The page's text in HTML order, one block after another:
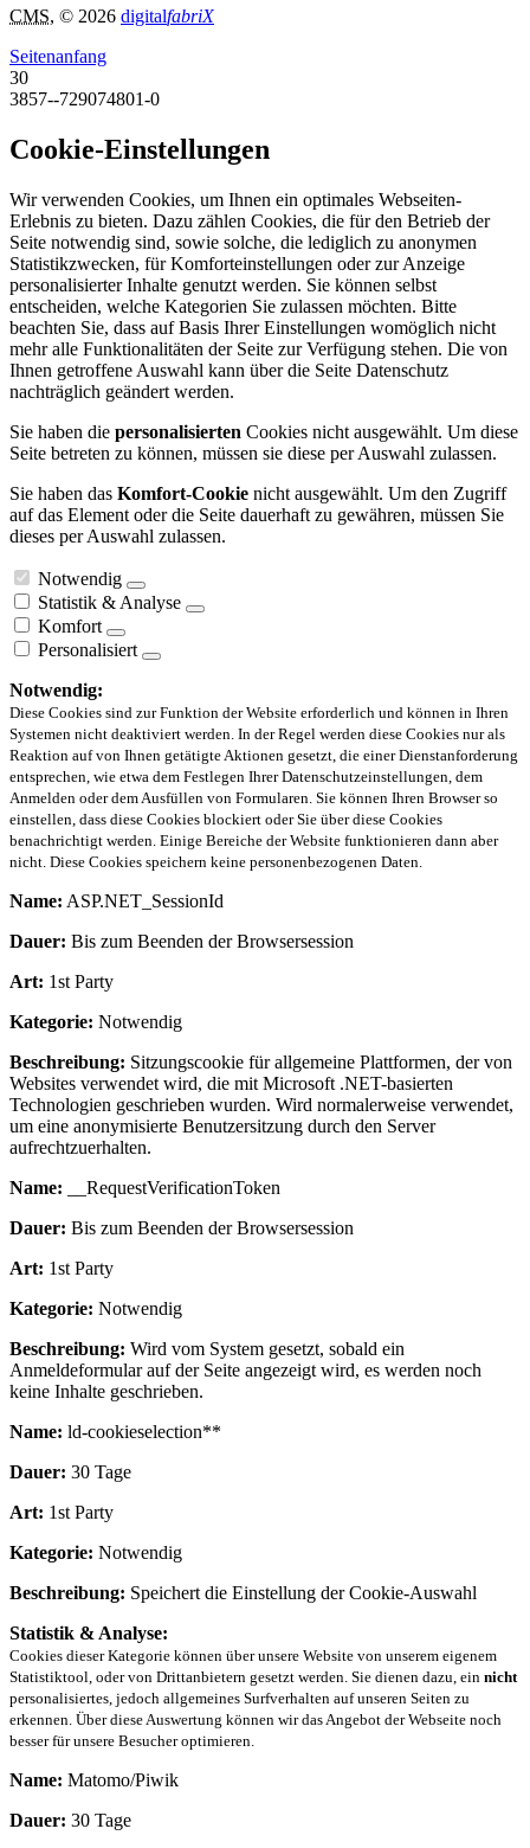
CMS, © 2026 digitalfabriX
Seitenanfang
30
3857--729074801-0
Cookie-Einstellungen
Wir verwenden Cookies, um Ihnen ein optimales Webseiten-
Erlebnis zu bieten. Dazu zählen Cookies, die für den Betrieb der
Seite notwendig sind, sowie solche, die lediglich zu anonymen
Statistikzwecken, für Komforteinstellungen oder zur Anzeige
personalisierter Inhalte genutzt werden. Sie können selbst
entscheiden, welche Kategorien Sie zulassen möchten. Bitte
beachten Sie, dass auf Basis Ihrer Einstellungen womöglich nicht
mehr alle Funktionalitäten der Seite zur Verfügung stehen. Die von
Ihnen getroffene Auswahl kann über die Seite Datenschutz
nachträglich geändert werden.
Sie haben die personalisierten Cookies nicht ausgewählt. Um diese
Seite betreten zu können, müssen sie diese per Auswahl zulassen.
Sie haben das Komfort-Cookie nicht ausgewählt. Um den Zugriff
auf das Element oder die Seite dauerhaft zu gewähren, müssen Sie
dieses per Auswahl zulassen.
Notwendig
Statistik & Analyse
Komfort
Personalisiert
Notwendig:
Diese Cookies sind zur Funktion der Website erforderlich und können in Ihren
Systemen nicht deaktiviert werden. In der Regel werden diese Cookies nur als
Reaktion auf von Ihnen getätigte Aktionen gesetzt, die einer Dienstanforderung
entsprechen, wie etwa dem Festlegen Ihrer Datenschutzeinstellungen, dem
Anmelden oder dem Ausfüllen von Formularen. Sie können Ihren Browser so
einstellen, dass diese Cookies blockiert oder Sie über diese Cookies
benachrichtigt werden. Einige Bereiche der Website funktionieren dann aber
nicht. Diese Cookies speichern keine personenbezogenen Daten.
Name: ASP.NET_SessionId
Dauer: Bis zum Beenden der Browsersession
Art: 1st Party
Kategorie: Notwendig
Beschreibung: Sitzungscookie für allgemeine Plattformen, der von
Websites verwendet wird, die mit Microsoft .NET-basierten
Technologien geschrieben wurden. Wird normalerweise verwendet,
um eine anonymisierte Benutzersitzung durch den Server
aufrechtzuerhalten.
Name: __RequestVerificationToken
Dauer: Bis zum Beenden der Browsersession
Art: 1st Party
Kategorie: Notwendig
Beschreibung: Wird vom System gesetzt, sobald ein
Anmeldeformular auf der Seite angezeigt wird, es werden noch
keine Inhalte geschrieben.
Name: ld-cookieselection**
Dauer: 30 Tage
Art: 1st Party
Kategorie: Notwendig
Beschreibung: Speichert die Einstellung der Cookie-Auswahl
Statistik & Analyse:
Cookies dieser Kategorie können über unsere Website von unserem eigenem
Statistiktool, oder von Drittanbietern gesetzt werden. Sie dienen dazu, ein nicht
personalisiertes, jedoch allgemeines Surfverhalten auf unseren Seiten zu
erkennen. Über diese Auswertung können wir das Angebot der Webseite noch
besser für unsere Besucher optimieren.
Name: Matomo/Piwik
Dauer: 30 Tage